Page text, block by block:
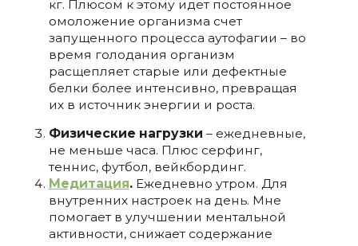
кг. Плюсом к этому идет постоянное
омоложение организма счет
запущенного процесса аутофагии – во
время голодания организм
расщепляет старые или дефектные
белки более интенсивно, превращая
их в источник энергии и роста.
Физические нагрузки – ежедневные,
не меньше часа. Плюс серфинг,
теннис, футбол, вейкбординг.
Медитация.Ежедневно утром. Для
внутренних настроек на день. Мне
помогает в улучшении ментальной
активности, снижает содержание